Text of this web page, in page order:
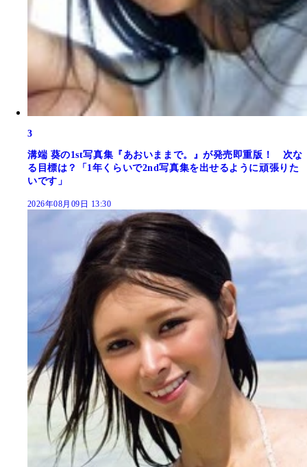
3
溝端 葵の1st写真集『あおいままで。』が発売即重版！ 次な
る目標は？「1年くらいで2nd写真集を出せるように頑張りた
いです」
2026年08月09日 13:30